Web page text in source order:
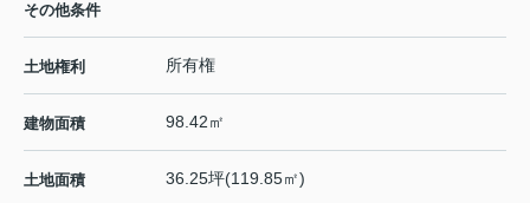
その他条件
土地権利 所有権
建物面積 98.42㎡
土地面積 36.25坪(119.85㎡)